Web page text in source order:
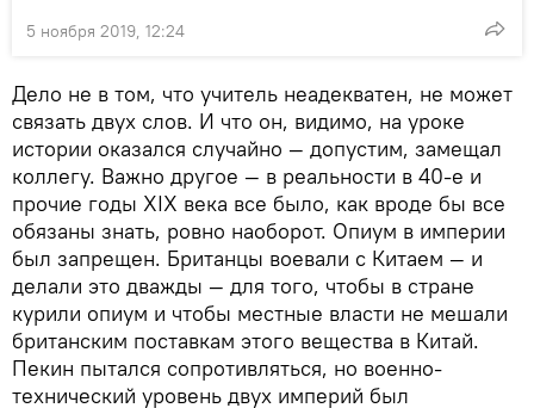
5 ноября 2019, 12:24
Дело не в том, что учитель неадекватен, не может
связать двух слов. И что он, видимо, на уроке
истории оказался случайно — допустим, замещал
коллегу. Важно другое — в реальности в 40-е и
прочие годы XIX века все было, как вроде бы все
обязаны знать, ровно наоборот. Опиум в империи
был запрещен. Британцы воевали с Китаем — и
делали это дважды — для того, чтобы в стране
курили опиум и чтобы местные власти не мешали
британским поставкам этого вещества в Китай.
Пекин пытался сопротивляться, но военно-
технический уровень двух империй был